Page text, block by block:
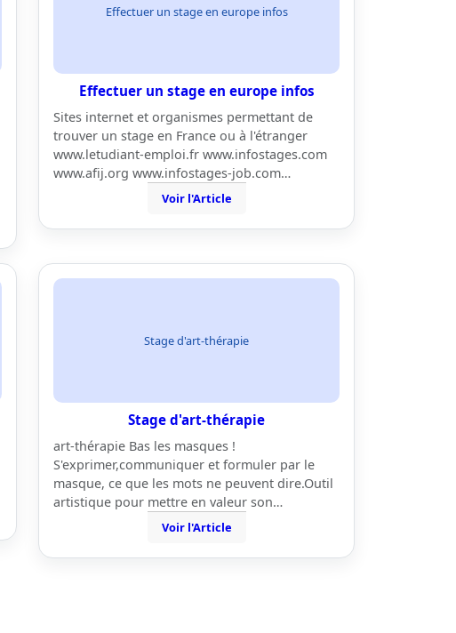
Effectuer un stage en europe infos
Effectuer un stage en europe infos
Sites internet et organismes permettant de
trouver un stage en France ou à l'étranger
www.letudiant-emploi.fr www.infostages.com
www.afij.org www.infostages-job.com…
Voir l'Article
Stage d'art-thérapie
Stage d'art-thérapie
art-thérapie Bas les masques !
S'exprimer,communiquer et formuler par le
masque, ce que les mots ne peuvent dire.Outil
artistique pour mettre en valeur son…
Voir l'Article